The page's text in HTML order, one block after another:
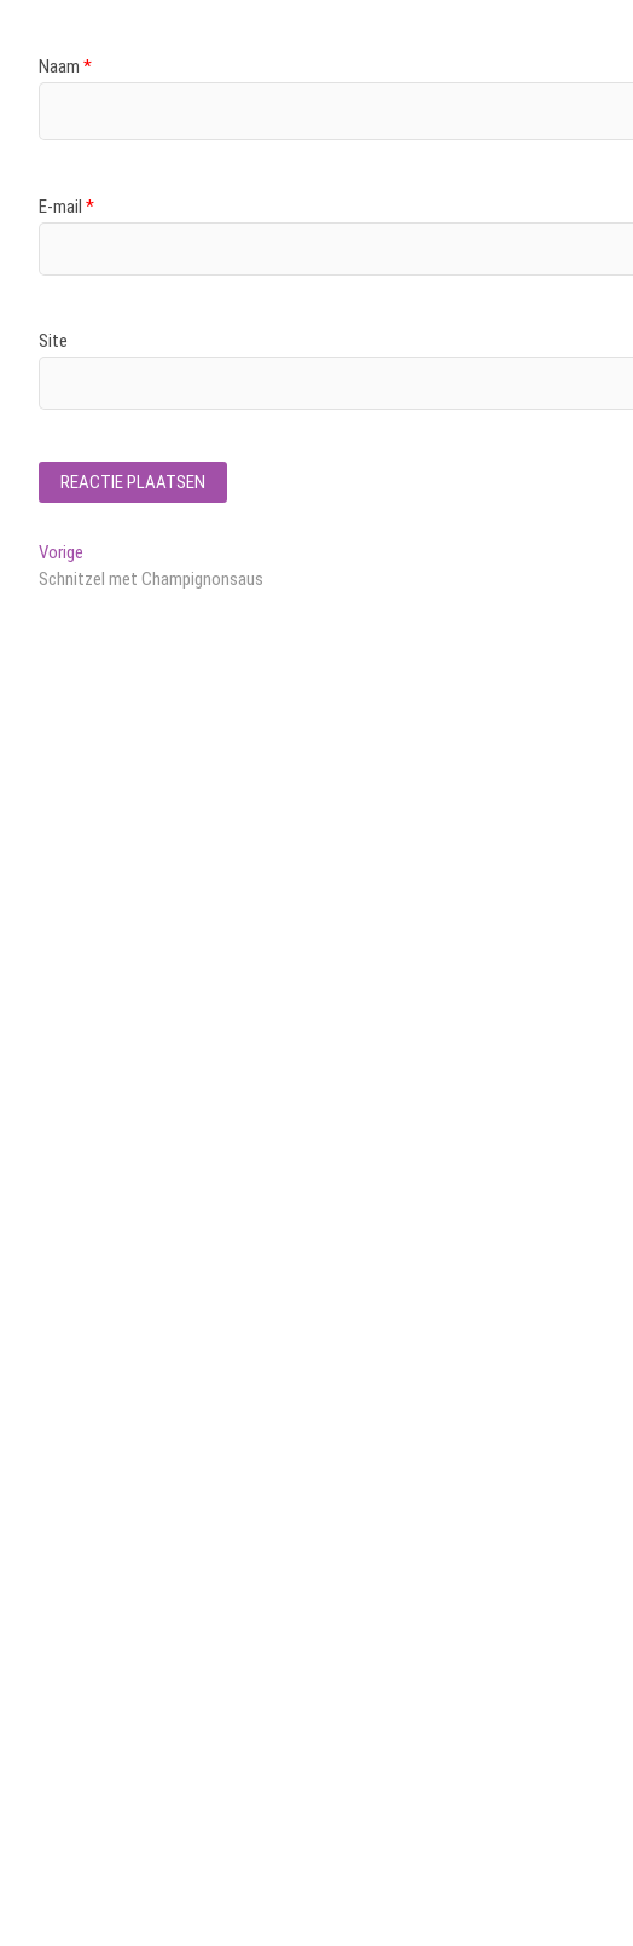
Naam *
E-mail *
Site
Bericht
navigatie
Vorige
bericht:
Schnitzel met Champignonsaus